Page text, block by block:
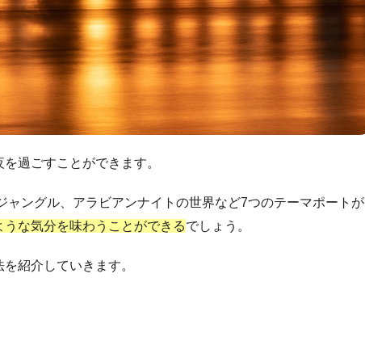
過ごすことができます。
ングル、アラビアンナイトの世界など7つのテーマポートが
な気分を味わうことができるでしょう。
紹介していきます。